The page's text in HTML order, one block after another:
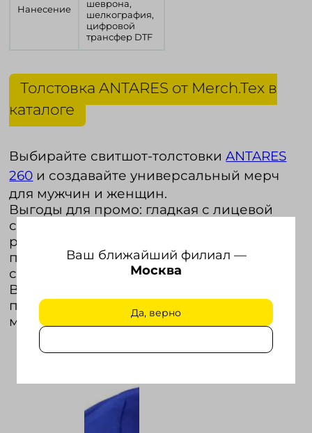
Ваш ближайший филиал —
Москва
Да, верно
Нанесение
шеврона,
шелкография,
цифровой
трансфер DTF
Толстовка ANTARES от Merch.Tex в
каталоге
Выбирайте свитшот-толстовкиANTARES
260 и создавайте универсальный мерч
для мужчин и женщин.
Выгоды для промо: гладкая с лицевой
стороны ткань, широкий выбор цветов и
размеров, доступная и заметная
персонализация, глубокие остатки на
складе.
Выгоды для пользователей: комфорт,
практичность, тактильно-приятный
материал, популярный крой и форма.